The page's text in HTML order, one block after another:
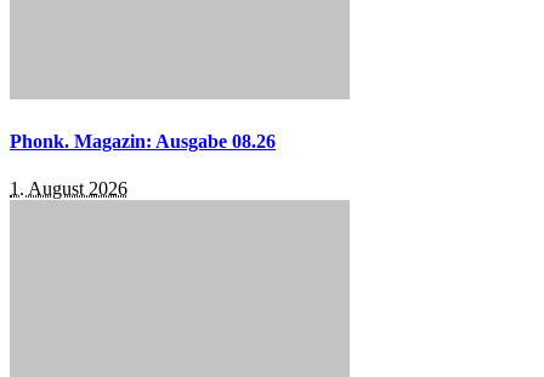
Phonk. Magazin: Ausgabe 08.26
1. August 2026